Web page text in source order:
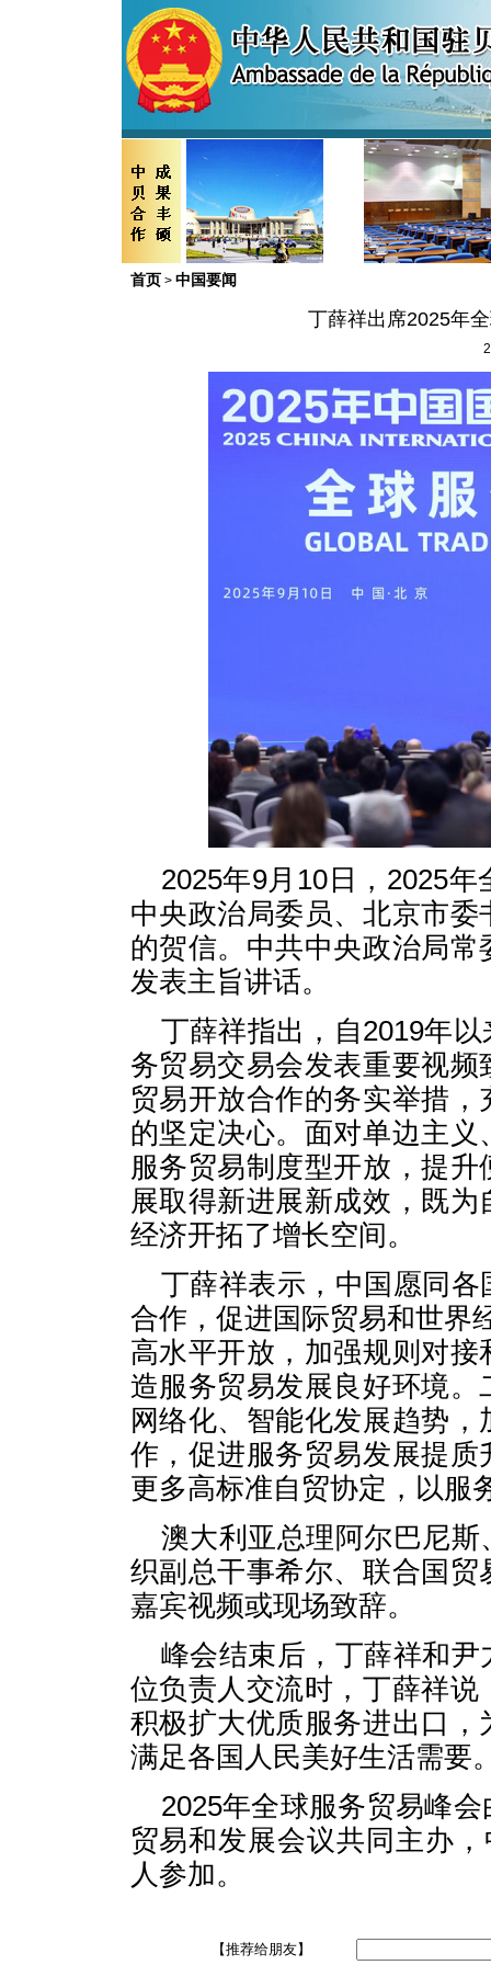
首页 > 中国要闻
丁薛祥出席2025年
2025年9月10日，2025
中央政治局委员、北京市
的贺信。中共中央政治局
发表主旨讲话。
丁薛祥指出，自2019年
务贸易交易会发表重要视
贸易开放合作的务实举措
的坚定决心。面对单边主
服务贸易制度型开放，提
展取得新进展新成效，既
经济开拓了增长空间。
丁薛祥表示，中国愿同
合作，促进国际贸易和世界
高水平开放，加强规则对
造服务贸易发展良好环境
网络化、智能化发展趋势
作，促进服务贸易发展提
更多高标准自贸协定，以服
澳大利亚总理阿尔巴尼
织副总干事希尔、联合国
嘉宾视频或现场致辞。
峰会结束后，丁薛祥和
位负责人交流时，丁薛祥
积极扩大优质服务进出口
满足各国人民美好生活需要
2025年全球服务贸易峰
贸易和发展会议共同主办
人参加。
【推荐给朋友】